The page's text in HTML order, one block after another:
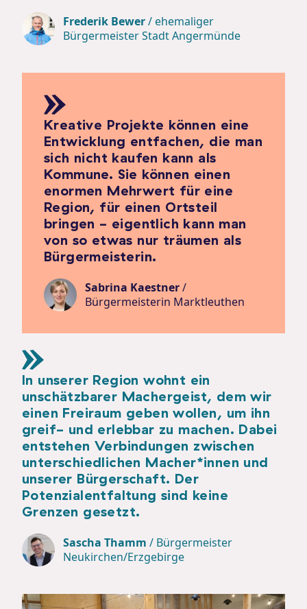
Frederik Bewer/ehemaliger
Bürgermeister Stadt Angermünde
Kreative Projekte können eine
Entwicklung entfachen, die man
sich nicht kaufen kann als
Kommune. Sie können einen
enormen Mehrwert für eine
Region, für einen Ortsteil
bringen - eigentlich kann man
von so etwas nur träumen als
Bürgermeisterin.
Sabrina Kaestner/
Bürgermeisterin Marktleuthen
In unserer Region wohnt ein
unschätzbarer Machergeist, dem wir
einen Freiraum geben wollen, um ihn
greif- und erlebbar zu machen. Dabei
entstehen Verbindungen zwischen
unterschiedlichen Macher*innen und
unserer Bürgerschaft. Der
Potenzialentfaltung sind keine
Grenzen gesetzt.
Sascha Thamm / Bürgermeister
Neukirchen/Erzgebirge